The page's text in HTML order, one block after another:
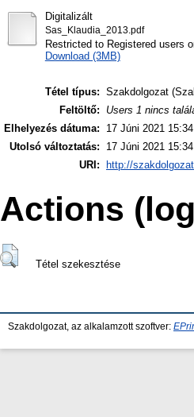
Digitalizált
Sas_Klaudia_2013.pdf
Restricted to Registered users
Download (3MB)
Tétel típus: Szakdolgozat
Feltöltő:
Users 1 nincs
Elhelyezés dátuma:
17 Júni 2021 15:34
Utolsó változtatás:
17 Júni 2021 15:34
URI:
http://
Actions
Tétel szekesztése
Szakdolgozat, az alkalamzott szoftver: